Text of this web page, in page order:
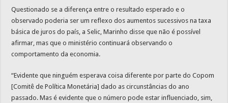
Questionado se a diferença entre o resultado esperado e o
observado poderia ser um reflexo dos aumentos sucessivos na taxa
básica de juros do país, a Selic, Marinho disse que não é possível
afirmar, mas que o ministério continuará observando o
comportamento da economia.
“Evidente que ninguém esperava coisa diferente por parte do Copom
[Comitê de Política Monetária] dado as circunstâncias do ano
passado. Mas é evidente que o número pode estar influenciado, sim,